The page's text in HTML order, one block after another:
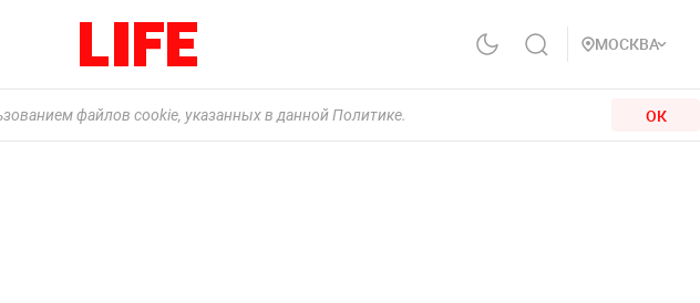
МОСКВА
файлов cookie, указанных в данной Политике. ОК